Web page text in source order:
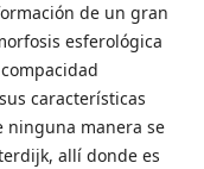
de un gran
esferológica
características
ninguna manera se
allí donde es